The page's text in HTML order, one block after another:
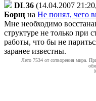
DL36 (14.04.2007
Борщ на Не понял, чего
Мне необходимо
структуре не только при
работы, что бы не
заранее известны.
Лето 7534 от сотворения мира.